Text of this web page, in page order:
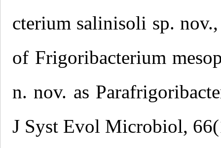
cterium salinisoli sp.
of Frigoribacterium
n. nov. as
J Syst Evol Microbiol,